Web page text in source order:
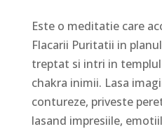
Este o meditatie care
Flacarii Puritatii in
treptat si intri in
chakra inimii. Lasa
contureze, priveste
lasand impresiile,